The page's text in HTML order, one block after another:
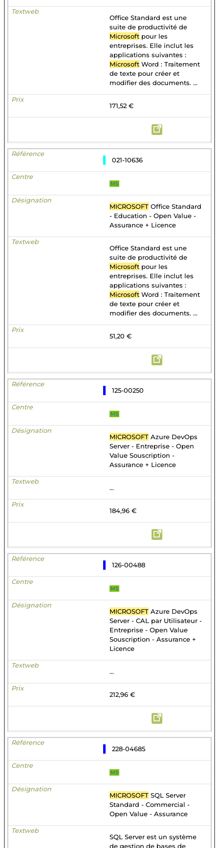
Office Standard est une
suite de productivité de
Microsoft pour les
entreprises. Elle inclut les
applications suivantes :
Microsoft Word : Traitement
de texte pour créer et
modifier des documents. ...
171,52 €
021-10636
MS
MICROSOFT Office Standard
- Education - Open Value -
Assurance + Licence
Office Standard est une
suite de productivité de
Microsoft pour les
entreprises. Elle inclut les
applications suivantes :
Microsoft Word : Traitement
de texte pour créer et
modifier des documents. ...
51,20 €
125-00250
MS
MICROSOFT Azure DevOps
Server - Entreprise - Open
Value Souscription -
Assurance + Licence
...
184,96 €
126-00488
MS
MICROSOFT Azure DevOps
Server - CAL par Utilisateur -
Entreprise - Open Value
Souscription - Assurance +
Licence
...
212,96 €
228-04685
MS
MICROSOFT SQL Server
Standard - Commercial -
Open Value - Assurance
SQL Server est un système
de gestion de bases de